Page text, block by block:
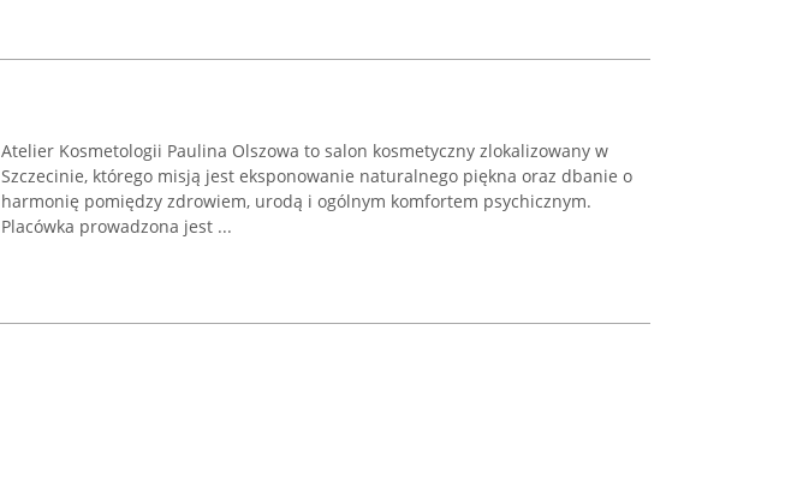
Atelier Kosmetologii Paulina Olszowa to salon kosmetyczny zlokalizowany w
Szczecinie, którego misją jest eksponowanie naturalnego piękna oraz dbanie o
harmonię pomiędzy zdrowiem, urodą i ogólnym komfortem psychicznym.
Placówka prowadzona jest ...